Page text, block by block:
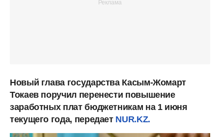
Новый глава государства Касым-Жомарт
Токаев поручил перенести повышение
заработных плат бюджетникам на 1 июня
текущего года, передает NUR.KZ.